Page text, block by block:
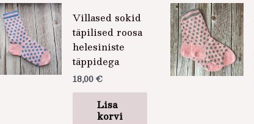
Villased sokid
täpilised roosa
helesiniste
täppidega
18,00€
Lisa
korvi